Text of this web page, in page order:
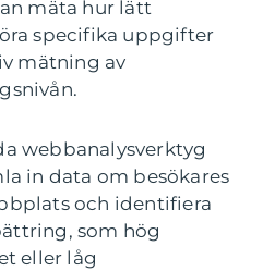
mäta hur lätt
specifika uppgifter
mätning av
webbanalysverktyg
in data om besökares
och identifiera
som hög
eller låg